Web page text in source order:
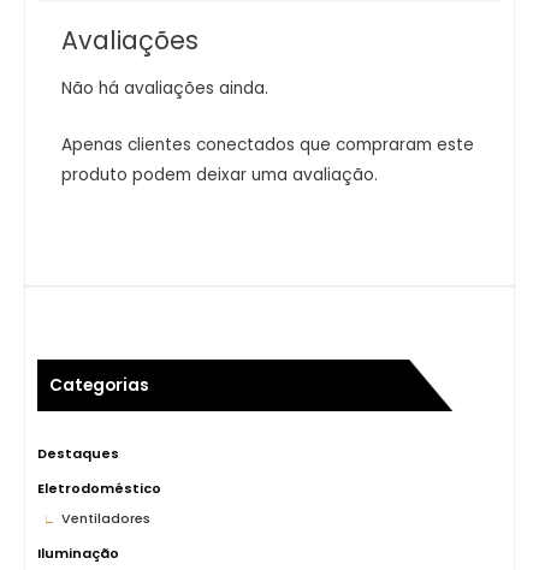
Avaliações
Não há avaliações ainda.
Apenas clientes conectados que compraram este
produto podem deixar uma avaliação.
Categorias
Destaques
Eletrodoméstico
Ventiladores
Iluminação